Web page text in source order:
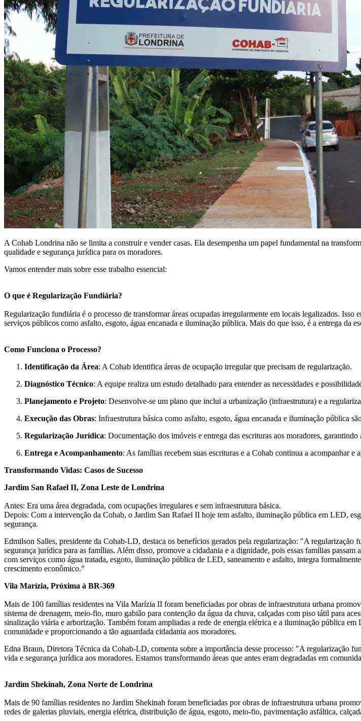
A Cohab Londrina não se limita a construir e vender casas. Ela desempenha um papel fundamental na
qualidade e segurança jurídica para os moradores.
Vamos entender mais sobre esse trabalho essencial:
O que é Regularização Fundiária?
Regularização fundiária é o processo de transformar áreas ocupadas irregularmente em locais legalizados.
serviços públicos como asfalto, esgoto, água encanada e iluminação pública. Mais do que isso, é a entrega da
Como Funciona o Processo?
Identificação da Área: A Cohab identifica áreas de ocupação irregular que precisam de regularização.
Diagnóstico Técnico: A equipe realiza um estudo detalhado para entender as necessidades e
Planejamento e Projeto: Desenvolve-se um plano que inclui a urbanização (infraestrutura) e a
Execução das Obras: Infraestrutura básica como asfalto, esgoto, água encanada e iluminação pública
Regularização Jurídica: Documentação dos imóveis e entrega das escrituras aos moradores, garantindo
Entrega e Acompanhamento: As famílias recebem suas escrituras e a Cohab continua a acompanhar e
Transformando Vidas: Casos de Sucesso
Jardim San Rafael II, Zona Leste de Londrina
Antes: Era uma área degradada, com ocupações irregulares e sem infraestrutura básica.
Depois: Com a intervenção da Cohab, o Jardim San Rafael II hoje tem asfalto, iluminação pública em LED,
segurança.
Edmilson Salles, presidente da Cohab-LD, destaca os benefícios gerados pela regularização: "A
segurança jurídica para as famílias. Além disso, promove a cidadania e a dignidade, pois essas famílias
com serviços como água tratada, esgoto, iluminação pública de LED, saneamento e asfalto, integra
crescimento econômico.”
Vila Marízia, Próxima à BR-369
Mais de 100 famílias residentes na Vila Marízia II foram beneficiadas por obras de infraestrutura urbana
sistema de drenagem, meio-fio, muro gabião para contenção da água da chuva, calçadas com piso tátil para
sinalização viária e arborização. Também foram ampliadas a rede de energia elétrica e a iluminação pública
comunidade e proporcionando a tão aguardada cidadania aos moradores.
Edna Braun, Diretora Técnica da Cohab-LD, comenta sobre a importância desse processo: "A regularização
vida e segurança jurídica aos moradores. Estamos transformando áreas que antes eram degradadas em
Jardim Shekinah, Zona Norte de Londrina
Mais de 90 famílias residentes no Jardim Shekinah foram beneficiadas por obras de infraestrutura urbana
redes de galerias pluviais, energia elétrica, distribuição de água, esgoto, meio-fio, pavimentação asfáltica,